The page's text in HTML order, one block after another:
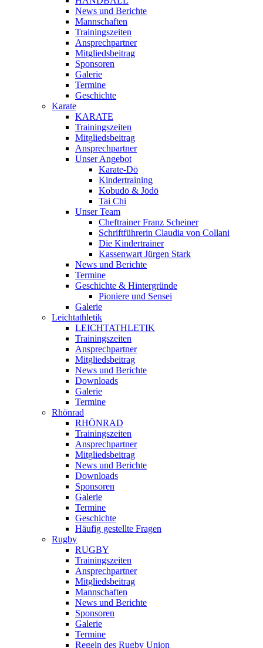
News und Berichte
Mannschaften
Trainingszeiten
Ansprechpartner
Mitgliedsbeitrag
Sponsoren
Galerie
Termine
Geschichte
Karate
KARATE
Trainingszeiten
Mitgliedsbeitrag
Ansprechpartner
Unser Angebot
Karate-Dō
Kindertraining
Kobudō & Jōdō
Tai Chi
Unser Team
Cheftrainer Franz Scheiner
Schriftführerin Claudia von Collani
Die Kindertrainer
Kassenwart Jürgen Stark
News und Berichte
Termine
Geschichte & Hintergründe
Pioniere und Sensei
Galerie
Leichtathletik
LEICHTATHLETIK
Trainingszeiten
Ansprechpartner
Mitgliedsbeitrag
News und Berichte
Downloads
Galerie
Termine
Rhönrad
RHÖNRAD
Trainingszeiten
Ansprechpartner
Mitgliedsbeitrag
News und Berichte
Downloads
Sponsoren
Galerie
Termine
Geschichte
Häufig gestellte Fragen
Rugby
RUGBY
Trainingszeiten
Ansprechpartner
Mitgliedsbeitrag
Mannschaften
News und Berichte
Sponsoren
Galerie
Termine
Regeln des Rugby Union